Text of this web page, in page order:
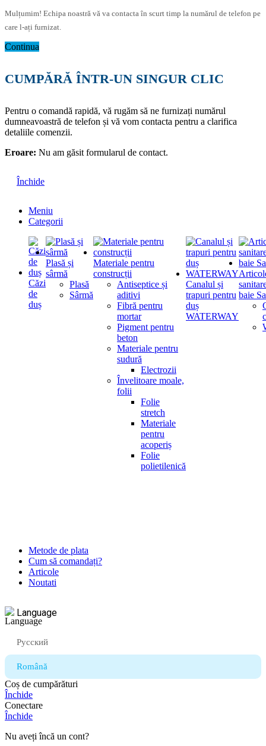
Mulțumim! Echipa noastră vă va contacta în scurt timp la numărul de telefon pe
care l-ați furnizat.
Continua
CUMPĂRĂ ÎNTR-UN SINGUR CLIC
Pentru o comandă rapidă, vă rugăm să ne furnizați numărul
dumneavoastră de telefon și vă vom contacta pentru a clarifica
detaliile comenzii.
Eroare: Nu am găsit formularul de contact.
Închide
Meniu
Categorii
Căzi
de
duș
Plasă și
sârmă
Plasă
Sârmă
Materiale pentru
construcții
Antiseptice și
aditivi
Fibră pentru
mortar
Pigment pentru
beton
Materiale pentru
sudură
Electrozii
Învelitoare moale,
folii
Folie
stretch
Materiale
pentru
acoperiș
Folie
polietilenică
Canalul și
trapuri pentru
duș
WATERWAY
baie
Metode de plata
Cum să comandați?
Articole
Noutati
Language
Русский
Română
Coș de cumpărături
Închide
Conectare
Închide
Nu aveți încă un cont?